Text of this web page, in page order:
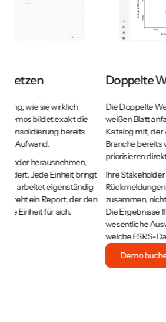
Doppelte Wesentlichkeit
Die Doppelte Wesentlichkeitsanalyse
weißen Blatt anfangen. cubemos liefert
Katalog mit, der Auswirkungen, Risiken
Branche bereits vorstrukturiert. Sie
priorisieren direkt im Modul.
Ihre Stakeholder binden Sie digital ein:
Rückmeldungen und Bewertungen
zusammen, nicht in parallelen Excel-
Die Ergebnisse fließen unmittelbar in die
wesentliche Auswirkung, jedes Risiko,
welche ESRS-Datenpunkte für Sie